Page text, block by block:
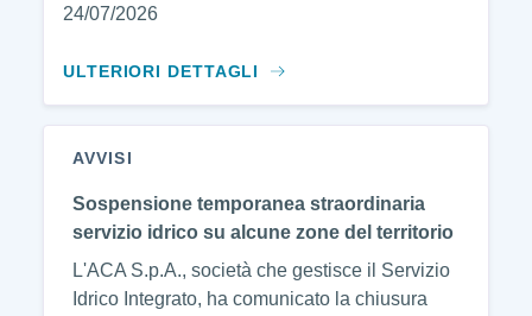
24/07/2026
ULTERIORI DETTAGLI
AVVISI
Sospensione temporanea straordinaria
servizio idrico su alcune zone del territorio
L'ACA S.p.A., società che gestisce il Servizio
Idrico Integrato, ha comunicato la chiusura